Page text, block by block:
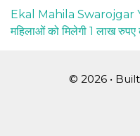
Ekal Mahila Swarojgar
महिलाओं को मिलेगी 1 लाख रुपए
© 2026 •